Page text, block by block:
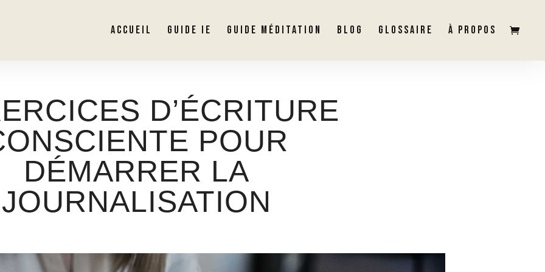
ACCUEIL GUIDE IE GUIDE MÉDITATION BLOG GLOSSAIRE À PROPOS
D’ÉCRITURE
POUR
DÉMARRER LA
JOURNALISATION